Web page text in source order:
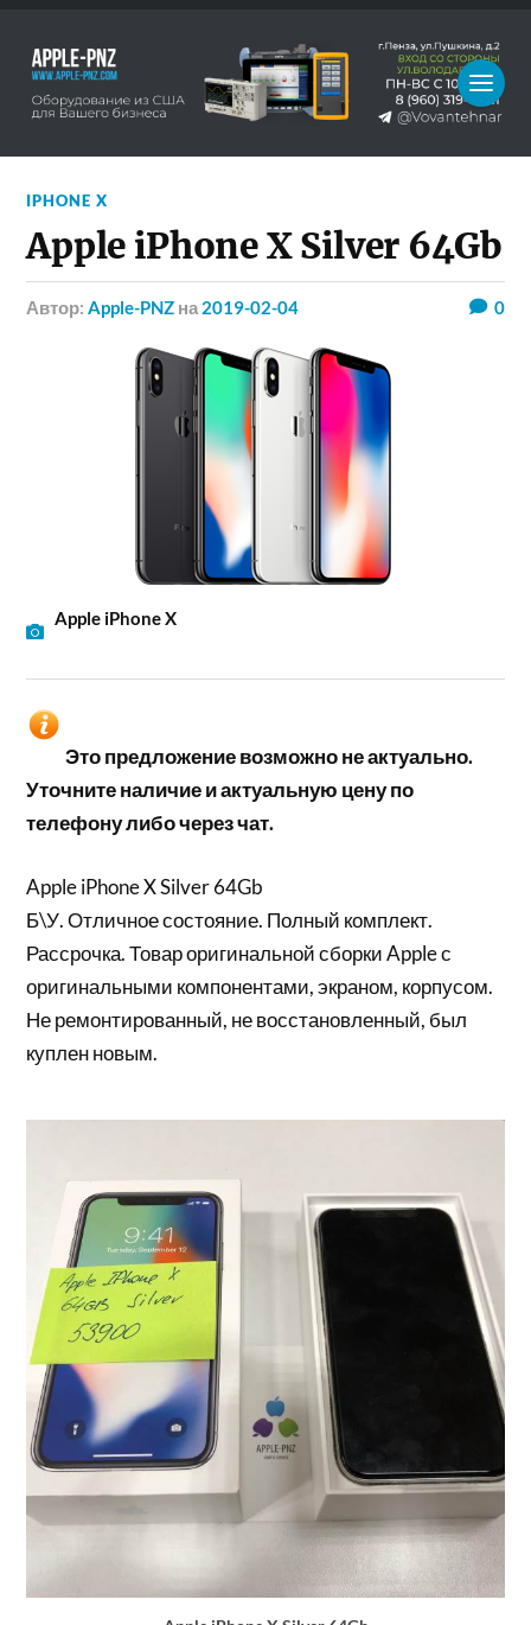
IPHONE X
Apple iPhone X Silver 64Gb
Автор:Apple-PNZ на 2019-02-04 0
Apple iPhone X
Это предложение возможно не актуально.
Уточните наличие и актуальную цену по
телефону либо через чат.
Apple iPhone X Silver 64Gb
Б\У. Отличное состояние. Полный комплект.
Рассрочка. Товар оригинальной сборки Apple с
оригинальными компонентами, экраном, корпусом.
Не ремонтированный, не восстановленный, был
куплен новым.